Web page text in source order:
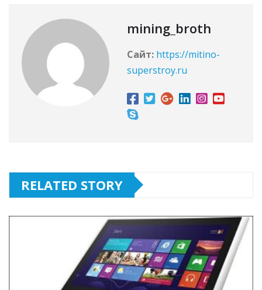
mining_broth
Сайт: https://mitino-
superstroy.ru
RELATED STORY